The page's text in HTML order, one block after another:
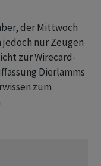
der Mittwoch
jedoch nur Zeugen
zur Wirecard-
Dierlamms
zum